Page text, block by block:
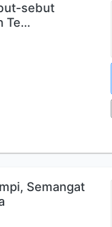
sebut
Te…
Semangat